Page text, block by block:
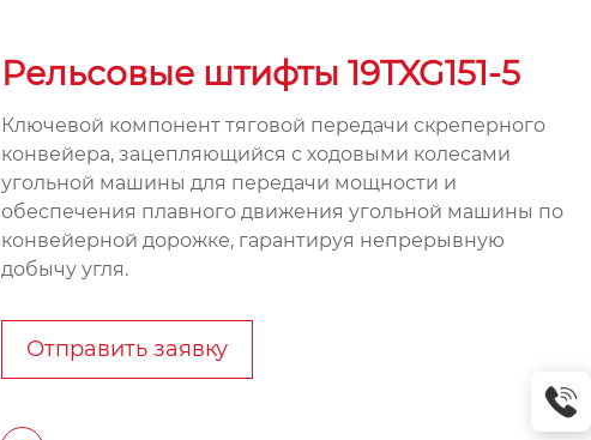
Рельсовые штифты 19TXG151-5
Ключевой компонент тяговой передачи скреперного
конвейера, зацепляющийся с ходовыми колесами
угольной машины для передачи мощности и
обеспечения плавного движения угольной машины по
конвейерной дорожке, гарантируя непрерывную
добычу угля.
Отправить заявку